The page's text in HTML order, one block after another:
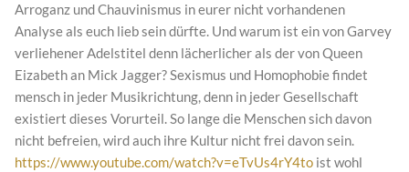
Arroganz und Chauvinismus in eurer nicht vorhandenen
Analyse als euch lieb sein dürfte. Und warum ist ein von Garvey
verliehener Adelstitel denn lächerlicher als der von Queen
Eizabeth an Mick Jagger? Sexismus und Homophobie findet
mensch in jeder Musikrichtung, denn in jeder Gesellschaft
existiert dieses Vorurteil. So lange die Menschen sich davon
nicht befreien, wird auch ihre Kultur nicht frei davon sein.
https://www.youtube.com/watch?v=eTvUs4rY4to ist wohl